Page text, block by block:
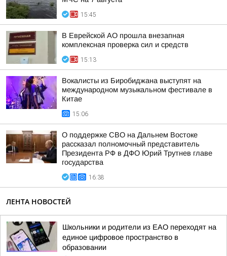
15:45
В Еврейской АО прошла внезапная
комплексная проверка сил и средств
15:13
Вокалисты из Биробиджана выступят на
международном музыкальном фестивале в
Китае
15:06
О поддержке СВО на Дальнем Востоке
рассказал полномочный представитель
Президента РФ в ДФО Юрий Трутнев главе
государства
16:38
ЛЕНТА НОВОСТЕЙ
Школьники и родители из ЕАО переходят на
единое цифровое пространство в
образовании